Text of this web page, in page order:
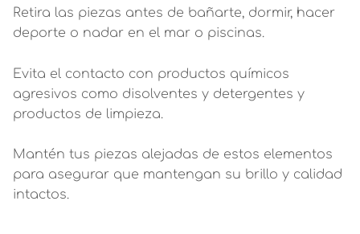
Retira las piezas antes de bañarte, dormir, hacer
deporte o nadar en el mar o piscinas.
Evita el contacto con productos químicos
agresivos como disolventes y detergentes y
productos de limpieza.
Mantén tus piezas alejadas de estos elementos
para asegurar que mantengan su brillo y calidad
intactos.